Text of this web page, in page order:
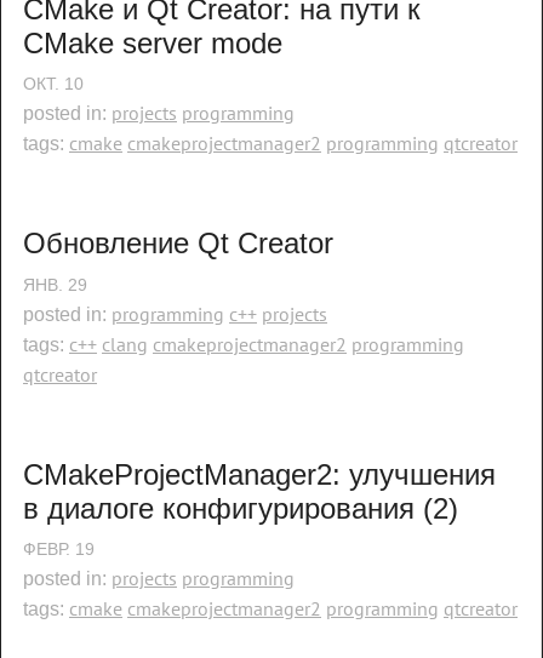
CMake и Qt Creator: на пути к
CMake server mode
ОКТ. 10
posted in: projects programming
tags: cmake cmakeprojectmanager2 programming qtcreator
Обновление Qt Creator
ЯНВ. 29
posted in: programming c++ projects
tags: c++ clang cmakeprojectmanager2 programming
qtcreator
CMakeProjectManager2: улучшения
в диалоге конфигурирования (2)
ФЕВР. 19
posted in: projects programming
tags: cmake cmakeprojectmanager2 programming qtcreator